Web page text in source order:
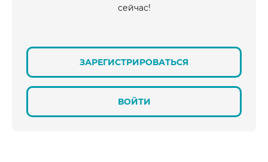
сейчас!
ЗАРЕГИСТРИРОВАТЬСЯ
ВОЙТИ